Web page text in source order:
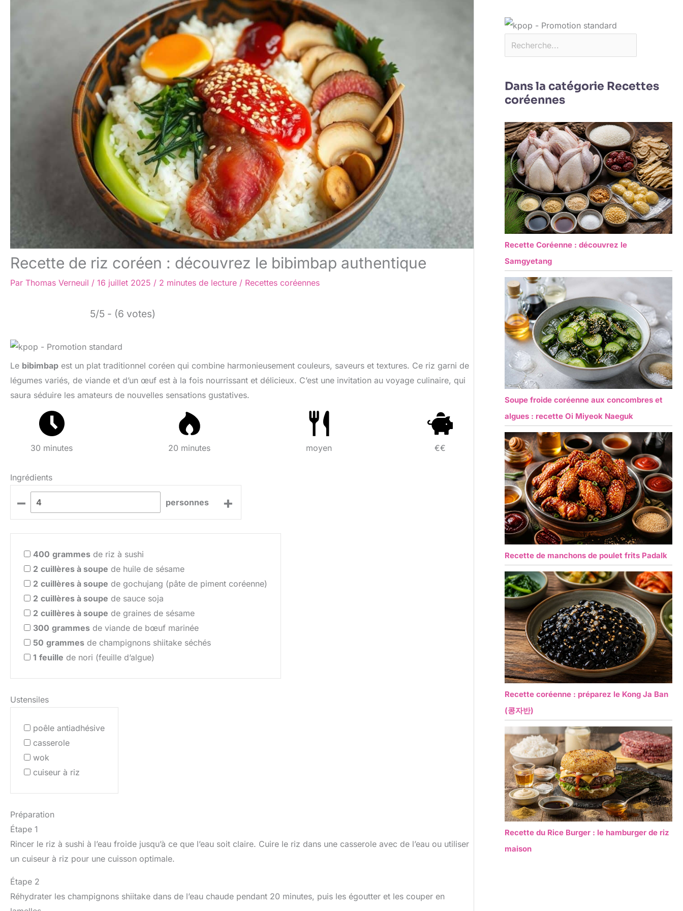
Recette de riz coréen : découvrez le bibimbap authentique
Par Thomas Verneuil / 16 juillet 2025 / 2 minutes de lecture / Recettes coréennes
5/5 - (6 votes)
Le bibimbap est un plat traditionnel coréen qui combine harmonieusement couleurs, saveurs et textures. Ce riz garni de
légumes variés, de viande et d’un œuf est à la fois nourrissant et délicieux. C’est une invitation au voyage culinaire, qui
saura séduire les amateurs de nouvelles sensations gustatives.
30 minutes 20 minutes moyen €€
Ingrédients
– personnes +
400 grammes de riz à sushi
2 cuillères à soupe de huile de sésame
2 cuillères à soupe de gochujang (pâte de piment coréenne)
2 cuillères à soupe de sauce soja
2 cuillères à soupe de graines de sésame
300 grammes de viande de bœuf marinée
50 grammes de champignons shiitake séchés
1 feuille de nori (feuille d’algue)
Ustensiles
poêle antiadhésive
casserole
wok
cuiseur à riz
Préparation
Étape 1
Rincer le riz à sushi à l’eau froide jusqu’à ce que l’eau soit claire. Cuire le riz dans une casserole avec de l’eau ou utiliser
un cuiseur à riz pour une cuisson optimale.
Étape 2
Réhydrater les champignons shiitake dans de l’eau chaude pendant 20 minutes, puis les égoutter et les couper en
Dans la catégorie Recettes
coréennes
Recette Coréenne : découvrez le
Samgyetang
Soupe froide coréenne aux concombres et
algues : recette Oi Miyeok Naeguk
Recette de manchons de poulet frits Padalk
Recette coréenne : préparez le Kong Ja Ban
(콩자반)
Recette du Rice Burger : le hamburger de riz
maison